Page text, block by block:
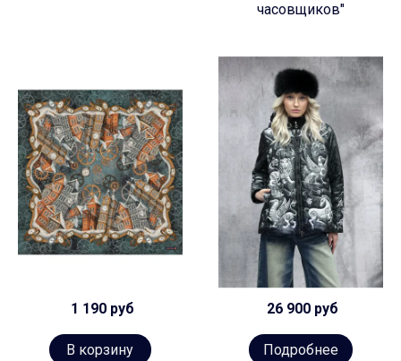
часовщиков"
1 190 руб
В корзину
26 900 руб
Подробнее